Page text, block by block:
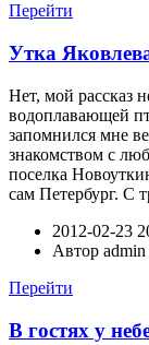
Перейти
Утка
Нет, мой рассказ
водоплавающей
запомнился мне
знакомством с
поселка
сам Петербург. С
2012-02-23
Автор admin
Перейти
В гостях у